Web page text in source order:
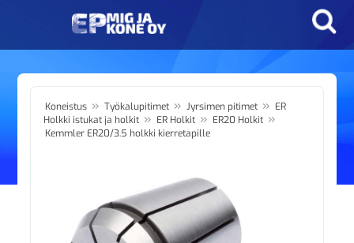
Koneistus » Työkalupitimet » Jyrsimen pitimet » ER
Holkki istukat ja holkit » ER Holkit » ER20 Holkit »
Kemmler ER20/3.5 holkki kierretapille